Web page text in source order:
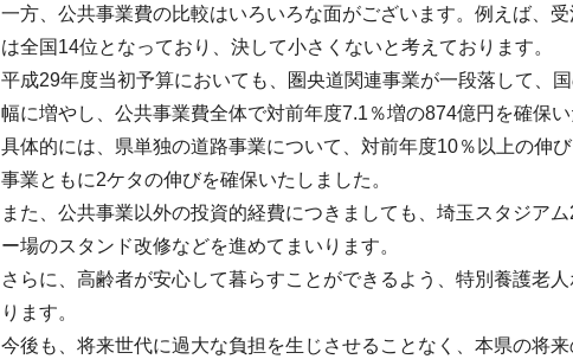
一方、公共事業費の比較はいろいろな面がございます。例えば、
は全国14位となっており、決して小さくないと考えております。
平成29年度当初予算においても、圏央道関連事業が一段落して、
幅に増やし、公共事業費全体で対前年度7.1％増の874億円を確保い
具体的には、県単独の道路事業について、対前年度10％以上の伸
事業ともに2ケタの伸びを確保いたしました。
また、公共事業以外の投資的経費につきましても、埼玉スタジア
ー場のスタンド改修などを進めてまいります。
さらに、高齢者が安心して暮らすことができるよう、特別養護老
ります。
今後も、将来世代に過大な負担を生じさせることなく、本県の将